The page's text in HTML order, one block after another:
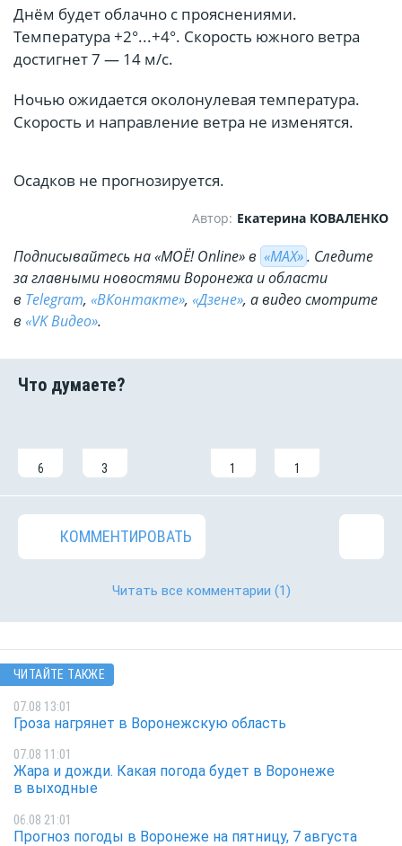
Днём будет облачно с прояснениями.
Температура +2°...+4°. Скорость южного ветра
достигнет 7 — 14 м/с.
Ночью ожидается околонулевая температура.
Скорость и направление ветра не изменятся.
Осадков не прогнозируется.
Автор: Екатерина КОВАЛЕНКО
Подписывайтесь на «МОЁ! Online» в «МАХ». Cледите
за главными новостями Воронежа и области
в Telegram, «ВКонтакте», «Дзене», а видео смотрите
в «VK Видео».
6 3 1 1
КОММЕНТИРОВАТЬ
Читать все комментарии (1)
ЧИТАЙТЕ ТАКЖЕ
07.08 13:01
Гроза нагрянет в Воронежскую область
07.08 11:01
Жара и дожди. Какая погода будет в Воронеже
в выходные
06.08 21:01
Прогноз погоды в Воронеже на пятницу, 7 августа